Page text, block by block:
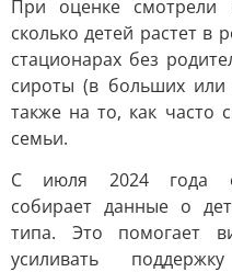
При оценке смотрели
сколько детей растет в
стационарах без
сироты (в больших или
также на то, как часто
семьи.
С июля 2024 года
собирает данные о
типа. Это помогает
усиливать